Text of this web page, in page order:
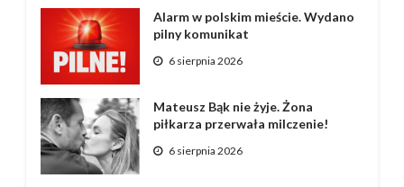
Alarm w polskim mieście. Wydano
pilny komunikat
6 sierpnia 2026
Mateusz Bąk nie żyje. Żona
piłkarza przerwała milczenie!
6 sierpnia 2026